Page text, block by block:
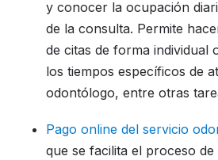
y conocer la ocupación
de la consulta. Permite
de citas de forma individual
los tiempos específicos de
odontólogo, entre otras
Pago online del servicio
que se facilita el proceso de